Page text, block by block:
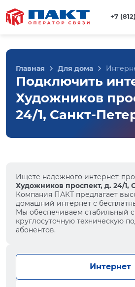
+7
Главная Для дома
Подключить
Художников
24/1, Санкт-
Ищете надежного интернет-
Художников проспект, д. 24/1,
Компания ПАКТ предлагает
домашний интернет с
Мы обеспечиваем стабильный
круглосуточную техническую
абонентов.
Интернет